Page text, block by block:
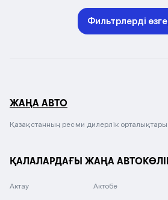
Фильтрлерді
ЖАҢА АВТО
Қазақстанның ресми дилерлік
ҚАЛАЛАРДАҒЫ ЖАҢА
Актау Актобе